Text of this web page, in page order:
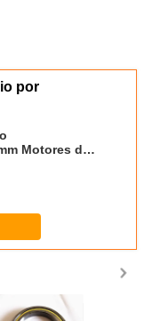
por
Motores de
delgada